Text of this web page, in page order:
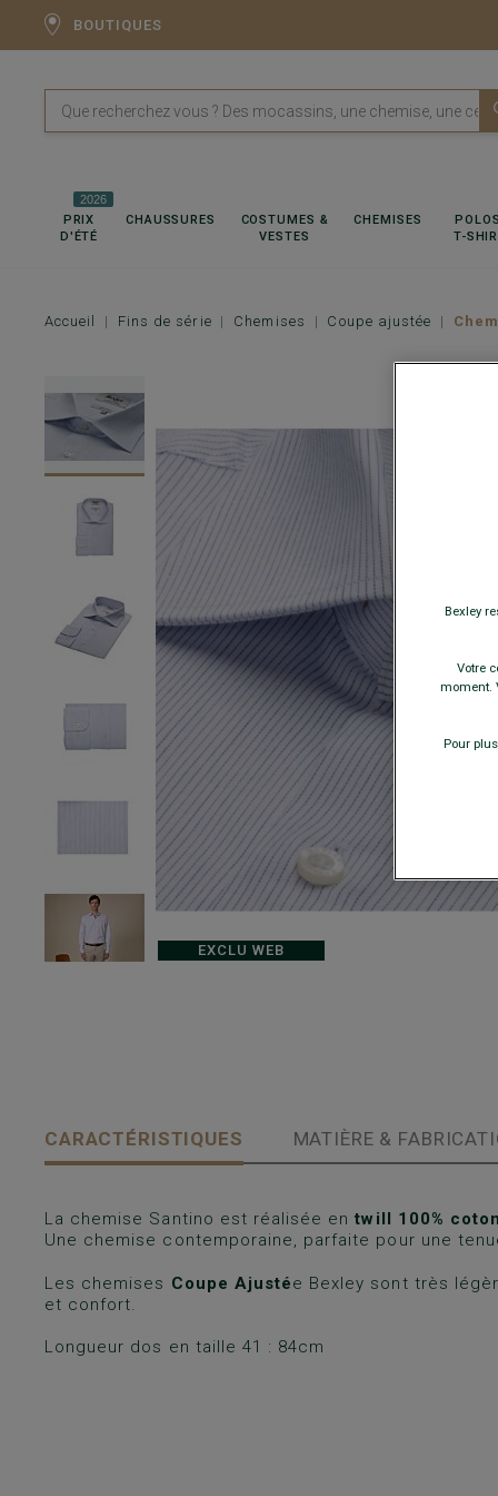
BOUTIQUES
PRIX
D'ÉTÉ
2026
CHAUSSURES
COSTUMES &
VESTES
CHEMISES
T-
Accueil Fins de série Chemises Coupe ajustée
EXCLU WEB
CARACTÉRISTIQUES MATIÈRE &
La chemise Santino est réalisée entwill 100%
Une chemise contemporaine, parfaite pour une
Les chemises Coupe Ajustée Bexley sont très
et confort.
Longueur dos en taille 41 : 84cm
Bexley
Votre
moment.
Pour